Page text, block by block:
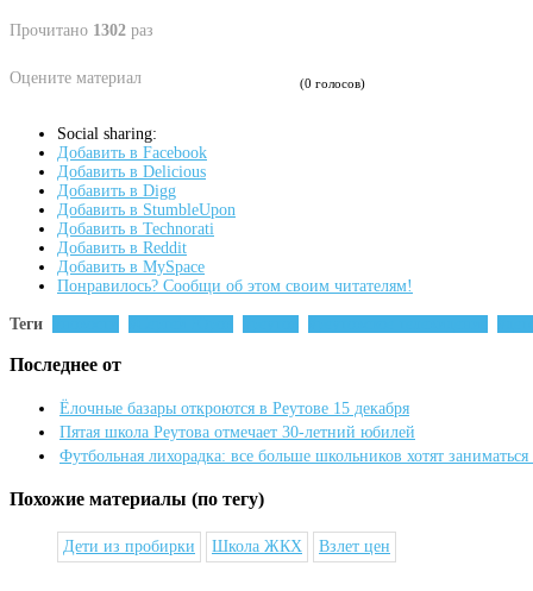
Прочитано 1302 раз
Оцените материал (0 голосов)
Social sharing:
Добавить в Facebook
Добавить в Delicious
Добавить в Digg
Добавить в StumbleUpon
Добавить в Technorati
Добавить в Reddit
Добавить в MySpace
Понравилось? Сообщи об этом своим читателям!
Теги
Последнее от
Ёлочные базары откроются в Реутове 15 декабря
Пятая школа Реутова отмечает 30-летний юбилей
Футбольная лихорадка: все больше школьников хотят
Похожие материалы (по тегу)
Дети из пробирки Школа ЖКХ Взлет цен